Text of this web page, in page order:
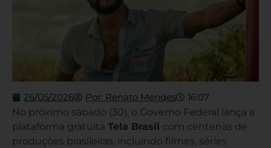
26/05/2026 Por: Renato Mendes 16:07
No próximo sábado (30), o Governo Federal lança a
plataforma gratuita Tela Brasil com centenas de
produções brasileiras, incluindo filmes, séries